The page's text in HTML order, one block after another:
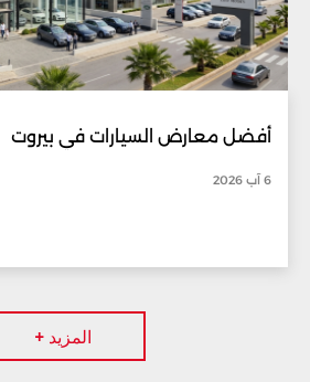
أفضل معارض السيارات في بيروت
6 آب 2026
المزيد +